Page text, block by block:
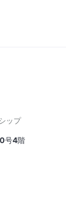
ップ
号4階